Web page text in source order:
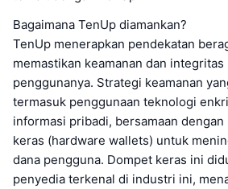
Bagaimana TenUp diamankan?
TenUp menerapkan pendekatan
memastikan keamanan dan
penggunanya. Strategi keamanan
termasuk penggunaan teknologi
informasi pribadi, bersamaan
keras (hardware wallets) untuk
dana pengguna. Dompet keras ini
penyedia terkenal di industri ini,